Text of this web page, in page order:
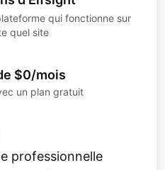
qui fonctionne sur
quel site
$0/mois
un plan gratuit
professionnelle